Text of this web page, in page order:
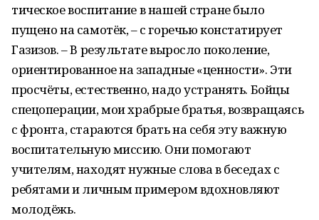
тическое воспитание в нашей стране было
пущено на самотёк, – с горечью констатирует
Газизов. – В результате выросло поколение,
ориентированное на западные «ценности». Эти
просчёты, естественно, надо устранять. Бойцы
спецоперации, мои храбрые братья, возвращаясь
с фронта, стараются брать на себя эту важную
воспитательную миссию. Они помогают
учителям, находят нужные слова в беседах с
ребятами и личным примером вдохновляют
молодёжь.